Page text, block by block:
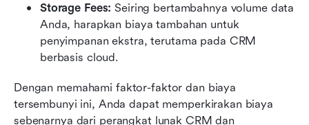
Storage Fees: Seiring bertambahnya volume data
Anda, harapkan biaya tambahan untuk
penyimpanan ekstra, terutama pada CRM
berbasis cloud.
Dengan memahami faktor-faktor dan biaya
tersembunyi ini, Anda dapat memperkirakan biaya
sebenarnya dari perangkat lunak CRM dan